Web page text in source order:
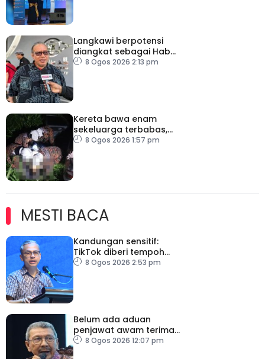
Langkawi berpotensi
diangkat sebagai Hab
Digital Art Nomad tahun
8 Ogos 2026 2:13 pm
Kereta bawa enam
sekeluarga terbabas,
pemandu maut
8 Ogos 2026 1:57 pm
MESTI BACA
Kandungan sensitif:
TikTok diberi tempoh
perkukuh sistem
8 Ogos 2026 2:53 pm
Belum ada aduan
penjawat awam terima
tekanan daripada ahli
8 Ogos 2026 12:07 pm